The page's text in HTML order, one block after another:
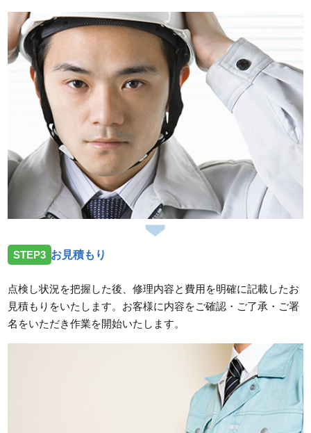
STEP3 お見積もり
点検し状況を把握した後、修理内容と費用を明確に記載したお
見積もりをいたします。お客様に内容をご確認・ご了承・ご署
名をいただき作業を開始いたします。